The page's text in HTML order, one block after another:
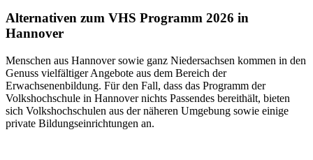
Alternativen zum VHS Programm 2026 in
Hannover
Menschen aus Hannover sowie ganz Niedersachsen kommen in den
Genuss vielfältiger Angebote aus dem Bereich der
Erwachsenenbildung. Für den Fall, dass das Programm der
Volkshochschule in Hannover nichts Passendes bereithält, bieten
sich Volkshochschulen aus der näheren Umgebung sowie einige
private Bildungseinrichtungen an.